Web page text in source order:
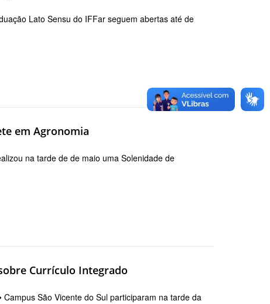
Lato Sensu do IFFar seguem abertas até de
em Agronomia
na tarde de de maio uma Solenidade de
Currículo Integrado
São Vicente do Sul participaram na tarde da